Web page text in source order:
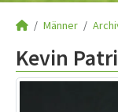
Männer
Kevin